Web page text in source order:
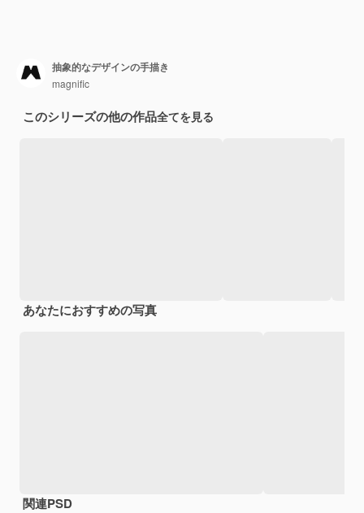
抽象的なデザインの手描き
magnific
このシリーズの他の作品全てを見る
あなたにおすすめの写真
関連PSD